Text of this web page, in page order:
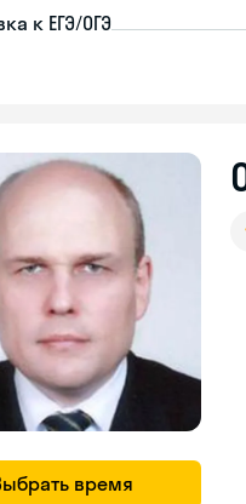
к ЕГЭ/ОГЭ
время